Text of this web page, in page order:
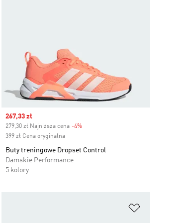
Sale price
267,33 zł
279,30 zł Najniższa cena -4%Discount
399 zł Cena oryginalna
Buty treningowe Dropset Control
Damskie Performance
5 kolory